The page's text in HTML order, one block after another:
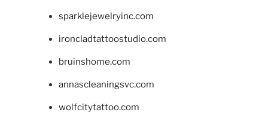
sparklejewelryinc.com
ironcladtattoostudio.com
bruinshome.com
annascleaningsvc.com
wolfcitytattoo.com